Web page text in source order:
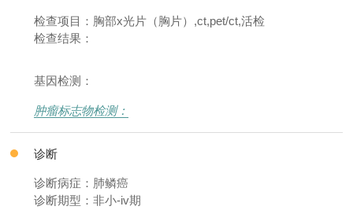
检查项目：胸部x光片（胸片）,ct,pet/ct,活检
检查结果：
基因检测：
肿瘤标志物检测：
诊断
诊断病症：肺鳞癌
诊断期型：非小-iv期